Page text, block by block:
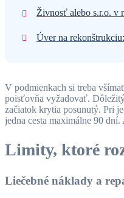
Živnosť alebo s.r.o. v
Úver na
V podmienkach si treba
poisťovňa vyžadovať.
začiatok krytia posunutý. Pri
jedna cesta maximálne 90
Limity, ktoré
Liečebné náklady a